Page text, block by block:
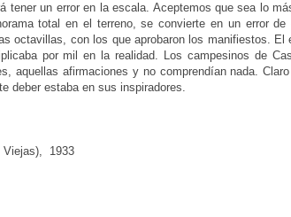
tener un error en laescala. Aceptemos que sea lo
totalen el terreno, se convierte en un error de
octavillas, con los que aprobaron los manifiestos. El
por mil en la realidad. Los campesinos de
aquellas afirmaciones y no comprendían nada.
deber estaba en sus inspiradores.
Viejas), 1933